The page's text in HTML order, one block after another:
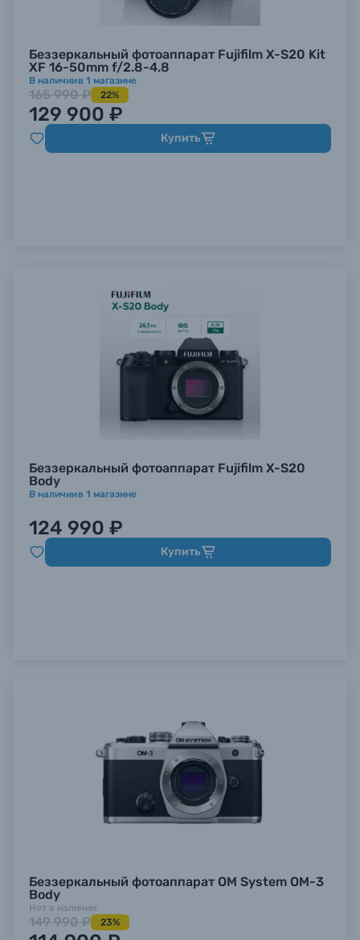
Беззеркальный фотоаппарат Fujifilm X-S20 Kit
XF 16-50mm f/2.8-4.8
В наличиив 1 магазине
165 990 ₽ 22%
129 900 ₽
Купить
Беззеркальный фотоаппарат Fujifilm X-S20
Body
В наличиив 1 магазине
124 990 ₽
Купить
Беззеркальный фотоаппарат OM System OM-3
Body
Нет в наличии
149 990 ₽ 23%